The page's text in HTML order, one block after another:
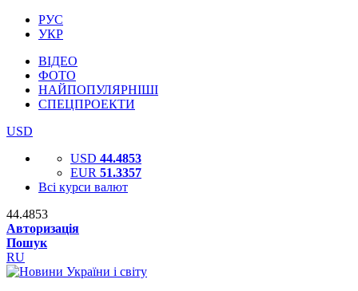
РУС
УКР
ВІДЕО
ФОТО
НАЙПОПУЛЯРНІШІ
СПЕЦПРОЕКТИ
USD
USD 44.4853
EUR 51.3357
Всі курси валют
44.4853
Авторизація
Пошук
RU